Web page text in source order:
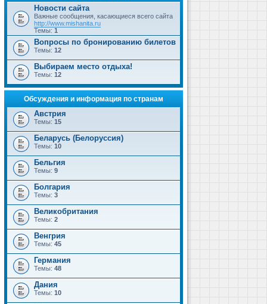
Новости сайта
Важные сообщения, касающиеся всего сайта
http://www.mishanita.ru
Темы: 1
Вопросы по бронированию билетов
Темы: 12
Выбираем место отдыха!
Темы: 12
Обсуждения и информация по странам
Австрия
Темы: 15
Беларусь (Белоруссия)
Темы: 10
Бельгия
Темы: 9
Болгария
Темы: 3
Великобритания
Темы: 2
Венгрия
Темы: 45
Германия
Темы: 48
Дания
Темы: 10